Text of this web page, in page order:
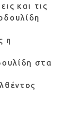
και τις
η
στα